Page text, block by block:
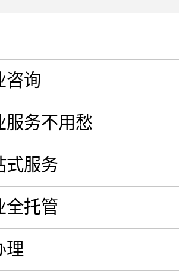
咨询
服务不用愁
式服务
全托管
理